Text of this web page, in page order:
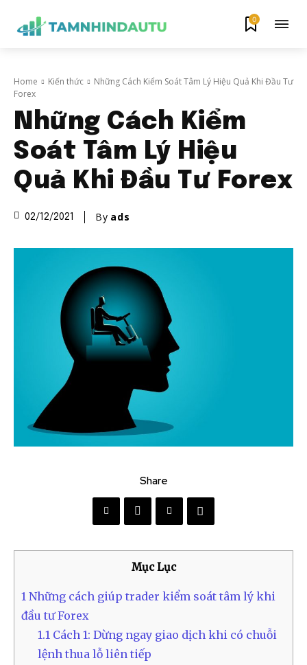
0
Home Kiến thức
Những Cách Kiểm Soát Tâm Lý Hiệu Quả Khi Đầu Tư
Forex
Những Cách Kiểm
Soát Tâm Lý Hiệu
Quả Khi Đầu Tư Forex
02/12/2021 By ads
Share
Mục Lục
1 Những cách giúp trader kiểm soát tâm lý khi
đầu tư Forex
1.1 Cách 1: Dừng ngay giao dịch khi có chuỗi
lệnh thua lỗ liên tiếp